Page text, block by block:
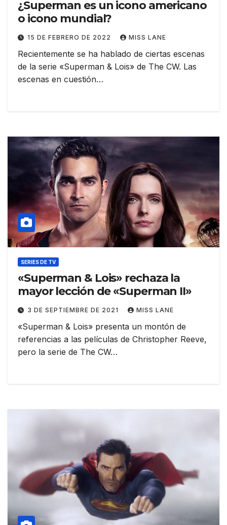
¿Superman es un icono americano
o icono mundial?
15 DE FEBRERO DE 2022 MISS LANE
Recientemente se ha hablado de ciertas escenas
de la serie «Superman & Lois» de The CW. Las
escenas en cuestión…
SERIES DE TV
«Superman & Lois» rechaza la
mayor lección de «Superman II»
3 DE SEPTIEMBRE DE 2021 MISS LANE
«Superman & Lois» presenta un montón de
referencias a las películas de Christopher Reeve,
pero la serie de The CW…